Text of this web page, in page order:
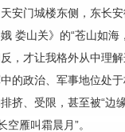
安门城楼东侧，东长
娄山关》的“苍山如海
，才让我格外从中理
的政治、军事地位处
挤、受限，甚至被“边
空雁叫霜晨月”。